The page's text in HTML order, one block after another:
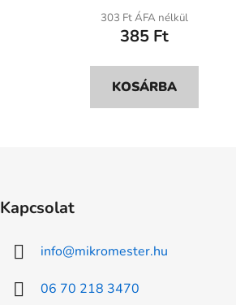
303 Ft ÁFA nélkül
385 Ft
KOSÁRBA
Kapcsolat
info@mikromester.hu
06 70 218 3470